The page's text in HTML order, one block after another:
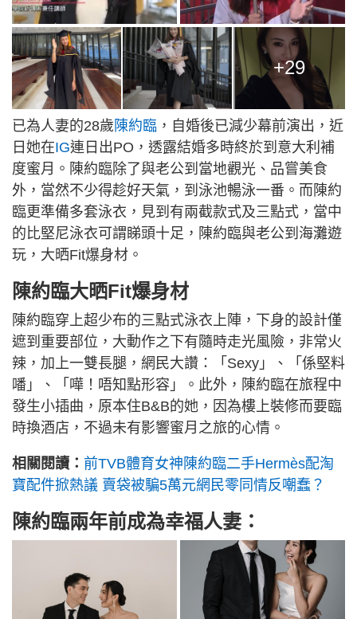
+29
已為人妻的28歲 陳約臨 ，自婚後已減少幕前演出，近
日她在IG連日出PO，透露結婚多時終於到意大利補
度蜜月。陳約臨除了與老公到當地觀光、品嘗美食
外，當然不少得趁好天氣，到泳池暢泳一番。而陳約
臨更準備多套泳衣，見到有兩截款式及三點式，當中
的比堅尼泳衣可謂睇頭十足，陳約臨與老公到海灘遊
玩，大晒Fit爆身材。
陳約臨大晒Fit爆身材
陳約臨穿上超少布的三點式泳衣上陣，下身的設計僅
遮到重要部位，大動作之下有隨時走光風險，非常火
辣，加上一雙長腿，網民大讚：「Sexy」、「係堅料
噃」、「嘩！唔知點形容」。此外，陳約臨在旅程中
發生小插曲，原本住B&B的她，因為樓上裝修而要臨
時換酒店，不過未有影響蜜月之旅的心情。
相關閱讀： 前TVB體育女神陳約臨二手Hermès配淘
寶配件掀熱議 賣袋被騙5萬元網民零同情反嘲蠢？
陳約臨兩年前成為幸福人妻：